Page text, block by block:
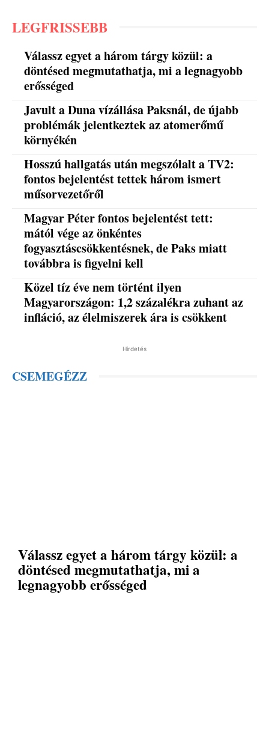
LEGFRISSEBB
Válassz egyet a három tárgy közül: a
döntésed megmutathatja, mi a legnagyobb
erősséged
Javult a Duna vízállása Paksnál, de újabb
problémák jelentkeztek az atomerőmű
környékén
Hosszú hallgatás után megszólalt a TV2:
fontos bejelentést tettek három ismert
műsorvezetőről
Magyar Péter fontos bejelentést tett:
mától vége az önkéntes
fogyasztáscsökkentésnek, de Paks miatt
továbbra is figyelni kell
Közel tíz éve nem történt ilyen
Magyarországon: 1,2 százalékra zuhant az
infláció, az élelmiszerek ára is csökkent
Hirdetés
CSEMEGÉZZ
Válassz egyet a három tárgy közül: a
döntésed megmutathatja, mi a
legnagyobb erősséged